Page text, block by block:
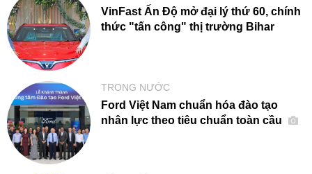
VinFast Ấn Độ mở đại lý thứ 60, chính
thức "tấn công" thị trường Bihar
TRONG NƯỚC
Ford Việt Nam chuẩn hóa đào tạo
nhân lực theo tiêu chuẩn toàn cầu